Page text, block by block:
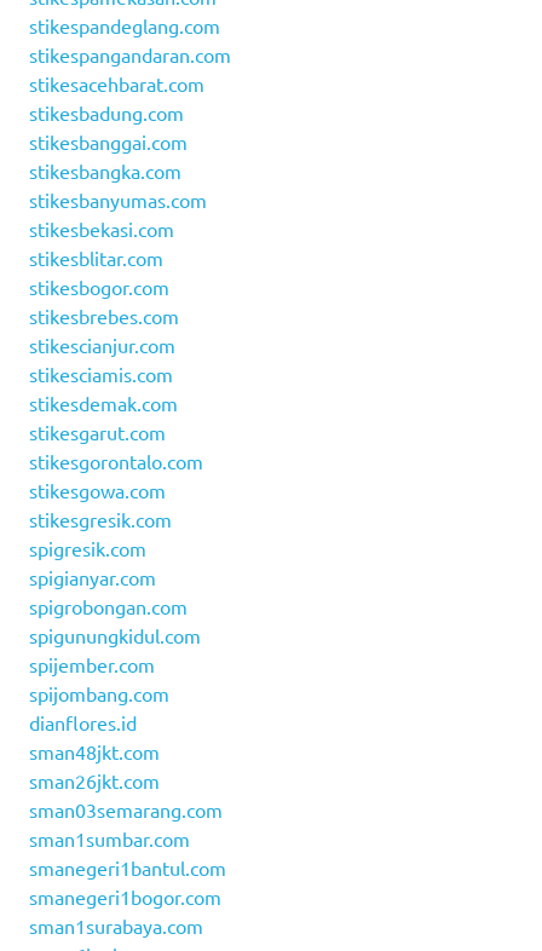
stikespandeglang.com
stikespangandaran.com
stikesacehbarat.com
stikesbadung.com
stikesbanggai.com
stikesbangka.com
stikesbanyumas.com
stikesbekasi.com
stikesblitar.com
stikesbogor.com
stikesbrebes.com
stikescianjur.com
stikesciamis.com
stikesdemak.com
stikesgarut.com
stikesgorontalo.com
stikesgowa.com
stikesgresik.com
spigresik.com
spigianyar.com
spigrobongan.com
spigunungkidul.com
spijember.com
spijombang.com
dianflores.id
sman48jkt.com
sman26jkt.com
sman03semarang.com
sman1sumbar.com
smanegeri1bantul.com
smanegeri1bogor.com
sman1surabaya.com